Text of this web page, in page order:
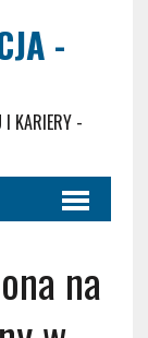
-
I KARIERY -
na